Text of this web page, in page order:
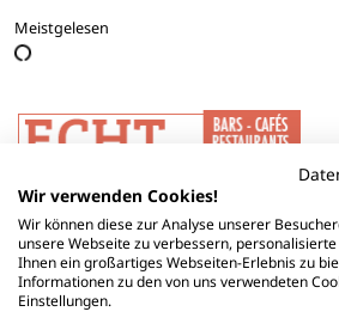
Meistgelesen
Wir verwenden Cookies!
Wir können diese zur Analyse unserer
unsere Webseite zu verbessern,
Ihnen ein großartiges Webseiten-Erlebnis zu
Informationen zu den von uns verwendeten
Einstellungen.